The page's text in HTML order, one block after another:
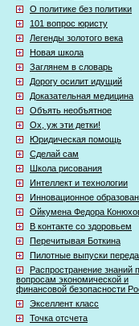
О политике без политики
101 вопрос юристу
Легенды золотого века
Новая школа
Заглянем в словарь
Дорогу осилит идущий
Доказательная медицина
Объять необъятное
Ох, уж эти детки!
Юридическая помощь
Сделай сам
Школа рисования
Интеллект и технологии
Инновационное
Ойкумена Федора
В контакте со здоровьем
Перечитывая Боткина
Пилотные выпуски
Распространение знаний
вопросам экономической и
финансовой безопасности
Экселлент класс
Точка отсчета